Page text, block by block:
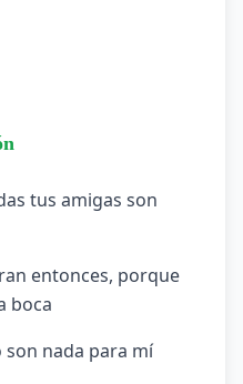
tus amigas son
entonces, porque
boca
son nada para mí